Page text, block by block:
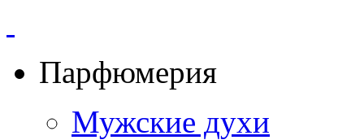
Парфюмерия
Мужские духи